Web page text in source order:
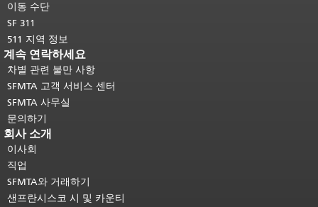
이동 수단
SF 311
511 지역 정보
계속 연락하세요
차별 관련 불만 사항
SFMTA 고객 서비스 센터
SFMTA 사무실
문의하기
회사 소개
이사회
직업
SFMTA와 거래하기
샌프란시스코 시 및 카운티